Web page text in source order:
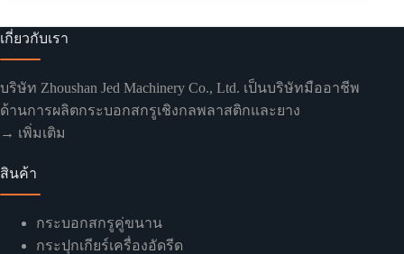
เกี่ยวกับเรา
บริษัท Zhoushan Jed Machinery Co., Ltd. เป็นบริษัทมืออาชีพ
ด้านการผลิตกระบอกสกรูเชิงกลพลาสติกและยาง
→ เพิ่มเติม
สินค้า
กระบอกสกรูคู่ขนาน
กระปุกเกียร์เครื่องอัดรีด